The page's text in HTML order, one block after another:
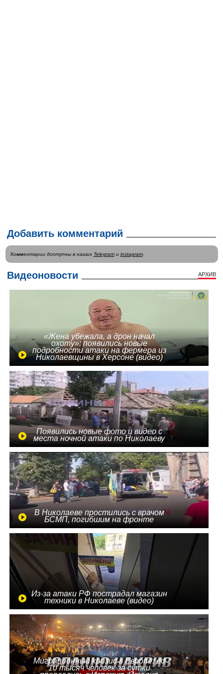
Добавить комментарий
Комментарии доступны в наших Telegramи instagram.
Видеоновости АРХИВ
«Жена убежала, а дрон начал
охоту»: появились новые
подробности атаки на фермера из
Николаевщины в Херсоне (видео)
Появились новые фото и видео с
места ночной атаки по Николаеву
В Николаеве простились с врачом
БСМП, погибшим на фронте
Из-за атаки РФ пострадал магазин
техники в Николаеве (видео)
Миграционный кризис в Европе: до
10 тысяч человек за сутки